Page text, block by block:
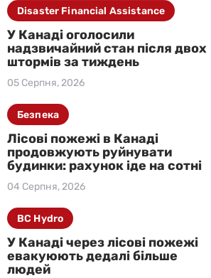
У Канаді оголосили
надзвичайний стан після двох
штормів за тиждень
05 Серпня, 2026
Disaster Financial Assistance
Лісові пожежі в Канаді
продовжують руйнувати
будинки: рахунок іде на сотні
04 Серпня, 2026
Безпека
У Канаді через лісові пожежі
евакуюють дедалі більше
людей
BC Hydro